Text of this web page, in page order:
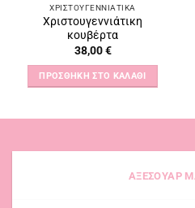
ΧΡΙΣΤΟΥΓΕΝΝΙΆΤΙΚΑ
Χριστουγεννιάτικη
κουβέρτα
38,00€
ΠΡΟΣΘΉΚΗ ΣΤΟ ΚΑΛΆΘΙ
ΑΞΕΣΟΥΑΡ